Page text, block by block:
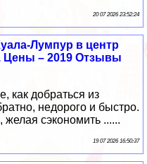
20 07 2026 23:52:24
Лумпур в центр
Цены – 2019 Отзывы
как добраться из
недорого и быстро.
желая сэкономить ......
19 07 2026 16:50:37